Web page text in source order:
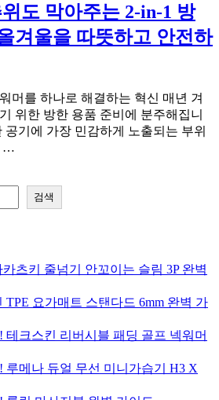
도 막아주는 2-in-1 방
겨울을 따뜻하고 안전하
머를 하나로 해결하는 혁신 매년 겨
위한 방한 용품 준비에 분주해집니
공기에 가장 민감하게 노출되는 부위
…
검색
츠키 줄넘기 안꼬이는 슬림 3P 완벽
TPE 요가매트 스탠다드 6mm 완벽 가
테크스킨 리버시블 패딩 골프 넥워머
루메나 듀얼 무선 미니가습기 H3 X